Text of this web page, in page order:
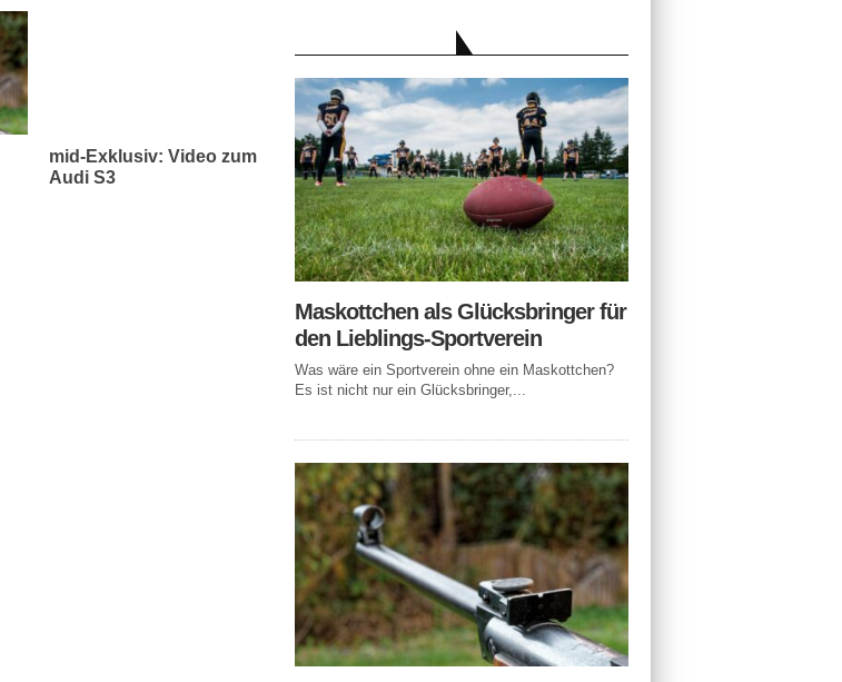
mid-Exklusiv: Video zum
Audi S3
Maskottchen als Glücksbringer für
den Lieblings-Sportverein
Was wäre ein Sportverein ohne ein Maskottchen?
Es ist nicht nur ein Glücksbringer,...